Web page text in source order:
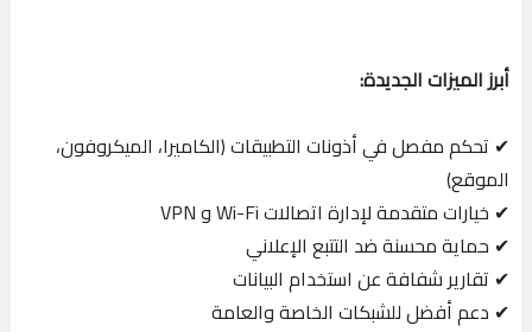
أبرز الميزات الجديدة:
✔ تحكم مفصل في أذونات التطبيقات (الكاميرا، الميكروفون،
الموقع)
✔ خيارات متقدمة لإدارة اتصالات Wi-Fi و VPN
✔ حماية محسنة ضد التتبع الإعلاني
✔ تقارير شفافة عن استخدام البيانات
✔ دعم أفضل للشبكات الخاصة والعامة